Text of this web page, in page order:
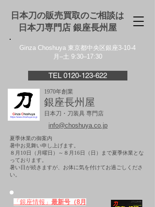
日本刀の販売買取のご相談は
日本刀専門店 銀座⻑州屋
Ginza Choshuya 東京都中央区銀座3-10-4
月–土 9:30–17:30
TEL 0120-123-622
1970年創業
銀座長州屋
日本刀・刀装具 専門店
info@choshuya.co.jp
夏季休業の御案内
暑中お見舞い申し上げます。
８月10日（月曜日）～８月16日（日）まで夏季休業とな
っております。
​暑い日が続きますが、お体に気を付けてお過ごしくださ
い。
「銀座情報」 最新号（8月